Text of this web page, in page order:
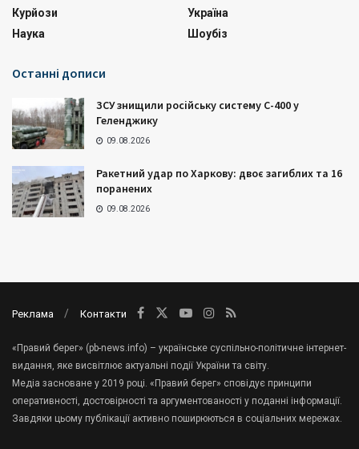
Курйози
Наука
Україна
Шоубіз
Останні дописи
ЗСУ знищили російську систему С-400 у
Геленджику
09.08.2026
Ракетний удар по Харкову: двоє загиблих та 16
поранених
09.08.2026
Реклама Контакти
«Правий берег» (pb-news.info) – українське суспільно-політичне інтернет-
видання, яке висвітлює актуальні події України та світу.
Медіа засноване у 2019 році. «Правий берег» сповідує принципи
оперативності, достовірності та аргументованості у поданні інформації.
Завдяки цьому публікації активно поширюються в соціальних мережах.